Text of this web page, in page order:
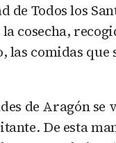
de Todos los
cosecha,
comidas que
de Aragón
De esta